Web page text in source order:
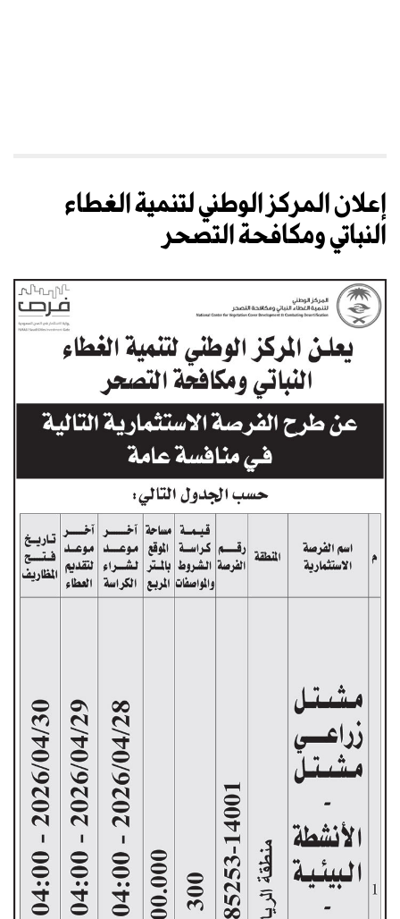
إعلان المركز الوطني لتنمية الغطاء
النباتي ومكافحة التصحر